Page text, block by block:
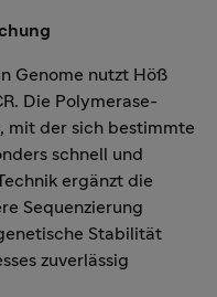
Genome nutzt Höß
Die Polymerase-
mit der sich bestimmte
schnell und
ergänzt die
Sequenzierung
Stabilität
zuverlässig